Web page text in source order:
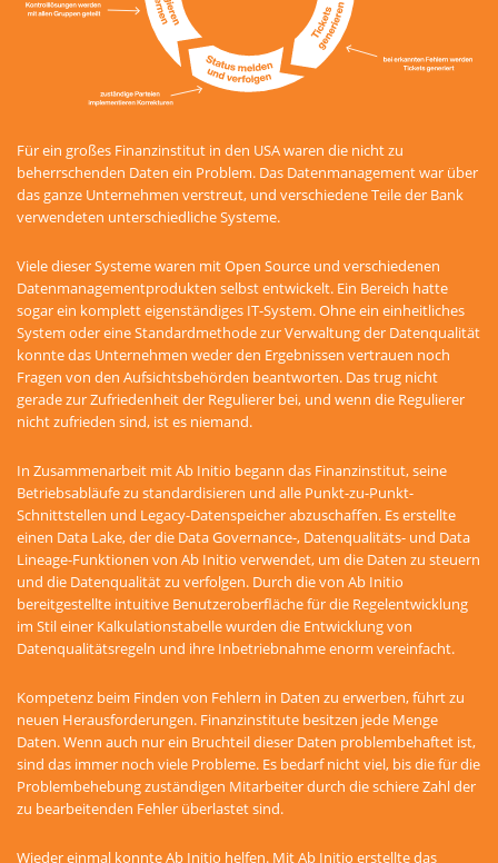
Für ein großes Finanzinstitut in den USA waren die nicht zu
beherrschenden Daten ein Problem. Das Datenmanagement war über
das ganze Unternehmen verstreut, und verschiedene Teile der Bank
verwendeten unterschiedliche Systeme.
Viele dieser Systeme waren mit Open Source und verschiedenen
Datenmanagementprodukten selbst entwickelt. Ein Bereich hatte
sogar ein komplett eigenständiges IT-System. Ohne ein einheitliches
System oder eine Standardmethode zur Verwaltung der Datenqualität
konnte das Unternehmen weder den Ergebnissen vertrauen noch
Fragen von den Aufsichtsbehörden beantworten. Das trug nicht
gerade zur Zufriedenheit der Regulierer bei, und wenn die Regulierer
nicht zufrieden sind, ist es niemand.
In Zusammenarbeit mit Ab Initio begann das Finanzinstitut, seine
Betriebsabläufe zu standardisieren und alle Punkt-zu-Punkt-
Schnittstellen und Legacy-Datenspeicher abzuschaffen. Es erstellte
einen Data Lake, der die Data Governance-, Datenqualitäts- und Data
Lineage-Funktionen von Ab Initio verwendet, um die Daten zu steuern
und die Datenqualität zu verfolgen. Durch die von Ab Initio
bereitgestellte intuitive Benutzeroberfläche für die Regelentwicklung
im Stil einer Kalkulationstabelle wurden die Entwicklung von
Datenqualitätsregeln und ihre Inbetriebnahme enorm vereinfacht.
Kompetenz beim Finden von Fehlern in Daten zu erwerben, führt zu
neuen Herausforderungen. Finanzinstitute besitzen jede Menge
Daten. Wenn auch nur ein Bruchteil dieser Daten problembehaftet ist,
sind das immer noch viele Probleme. Es bedarf nicht viel, bis die für die
Problembehebung zuständigen Mitarbeiter durch die schiere Zahl der
zu bearbeitenden Fehler überlastet sind.
Wieder einmal konnte Ab Initio helfen. Mit Ab Initio erstellte das